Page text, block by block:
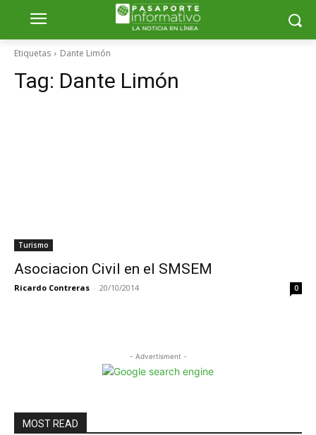
Etiquetas Dante Limón
Tag: Dante Limón
Turismo
Asociacion Civil en el SMSEM
Ricardo Contreras - 20/10/2014 0
- Advertisment -
MOST READ